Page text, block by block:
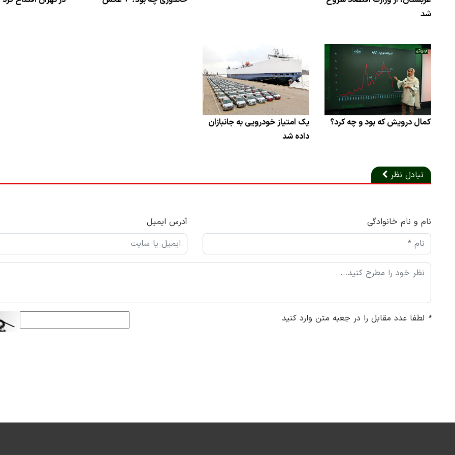
شد
کمال درویش که بود و چه کرد؟
یک امتیاز خودرویی به جانبازان
داده شد
تبادل نظر
نام و نام خانوادگی آدرس ایمیل
* لطفا عدد مقابل را در جعبه متن وارد کنید